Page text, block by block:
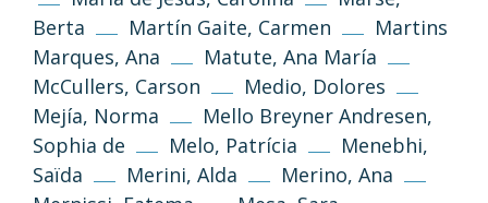
Berta
Martín Gaite, Carmen
Martins
Marques, Ana
Matute, Ana María
McCullers, Carson
Medio, Dolores
Mejía, Norma
Mello Breyner Andresen,
Sophia de
Melo, Patrícia
Menebhi,
Saïda
Merini, Alda
Merino, Ana
d’aquest web es publiquen sota llicència
Creative Commons 3.0 de Reconeixement-
NoComercial-CompartirIgual (cc-by-nc-sa
3.0)
Informació i normes